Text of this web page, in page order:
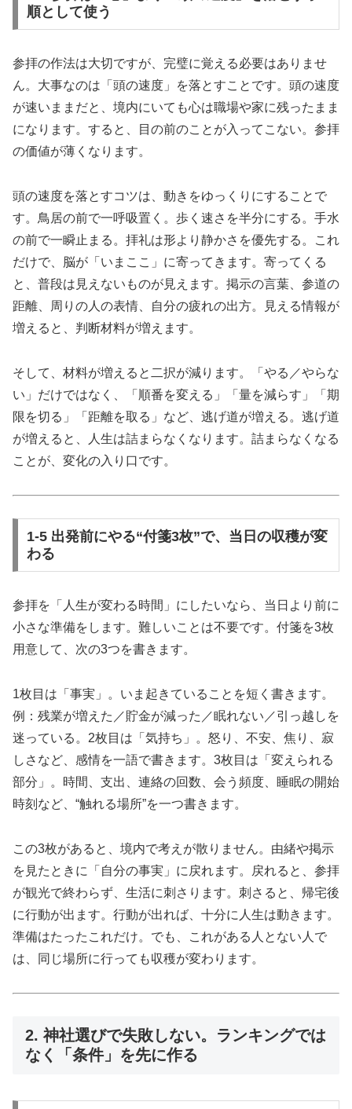
順として使う
参拝の作法は大切ですが、完璧に覚える必要はありませ
ん。大事なのは「頭の速度」を落とすことです。頭の速度
が速いままだと、境内にいても心は職場や家に残ったまま
になります。すると、目の前のことが入ってこない。参拝
の価値が薄くなります。
頭の速度を落とすコツは、動きをゆっくりにすることで
す。鳥居の前で一呼吸置く。歩く速さを半分にする。手水
の前で一瞬止まる。拝礼は形より静かさを優先する。これ
だけで、脳が「いまここ」に寄ってきます。寄ってくる
と、普段は見えないものが見えます。掲示の言葉、参道の
距離、周りの人の表情、自分の疲れの出方。見える情報が
増えると、判断材料が増えます。
そして、材料が増えると二択が減ります。「やる／やらな
い」だけではなく、「順番を変える」「量を減らす」「期
限を切る」「距離を取る」など、逃げ道が増える。逃げ道
が増えると、人生は詰まらなくなります。詰まらなくなる
ことが、変化の入り口です。
1-5 出発前にやる“付箋3枚”で、当日の収穫が変
わる
参拝を「人生が変わる時間」にしたいなら、当日より前に
小さな準備をします。難しいことは不要です。付箋を3枚
用意して、次の3つを書きます。
1枚目は「事実」。いま起きていることを短く書きます。
例：残業が増えた／貯金が減った／眠れない／引っ越しを
迷っている。2枚目は「気持ち」。怒り、不安、焦り、寂
しさなど、感情を一語で書きます。3枚目は「変えられる
部分」。時間、支出、連絡の回数、会う頻度、睡眠の開始
時刻など、“触れる場所”を一つ書きます。
この3枚があると、境内で考えが散りません。由緒や掲示
を見たときに「自分の事実」に戻れます。戻れると、参拝
が観光で終わらず、生活に刺さります。刺さると、帰宅後
に行動が出ます。行動が出れば、十分に人生は動きます。
準備はたったこれだけ。でも、これがある人とない人で
は、同じ場所に行っても収穫が変わります。
2. 神社選びで失敗しない。ランキングでは
なく「条件」を先に作る